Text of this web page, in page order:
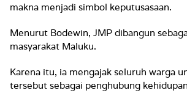
makna menjadi simbol keputusasaan.
Menurut Bodewin, JMP dibangun
masyarakat Maluku.
Karena itu, ia mengajak seluruh warga
tersebut sebagai penghubung